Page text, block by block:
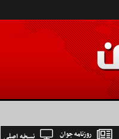
نسخه اصلی روزنامه جوان